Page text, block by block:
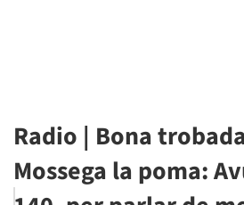
Radio | Bona
Mossega la poma: